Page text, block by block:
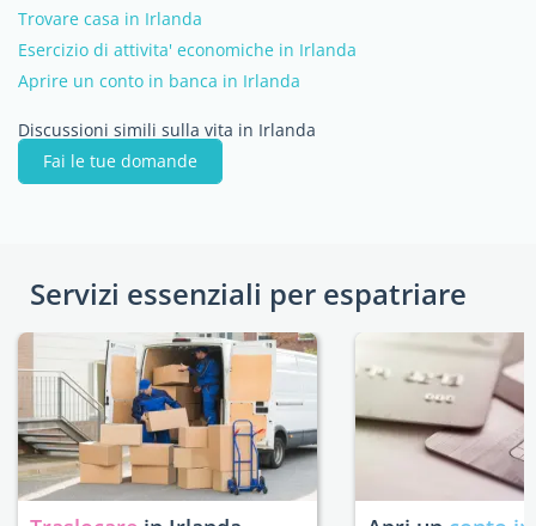
Trovare casa in Irlanda
Esercizio di attivita' economiche in Irlanda
Aprire un conto in banca in Irlanda
Discussioni simili sulla vita in Irlanda
Fai le tue domande
Servizi essenziali per espatriare